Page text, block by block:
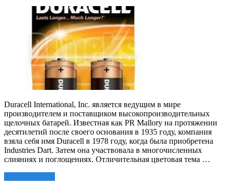
Duracell International, Inc. является ведущим в мире
производителем и поставщиком высокопроизводительных
щелочных батарей. Известная как PR Mallory на протяжении
десятилетий после своего основания в 1935 году, компания
взяла себя имя Duracell в 1978 году, когда была приобретена
Industries Dart. Затем она участвовала в многочисленных
слияниях и поглощениях. Отличительная цветовая тема …